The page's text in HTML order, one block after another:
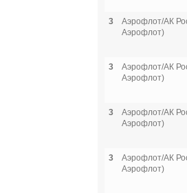
3
Аэрофлот/АК
Аэрофлот)
3
Аэрофлот/АК
Аэрофлот)
3
Аэрофлот/АК
Аэрофлот)
3
Аэрофлот/АК
Аэрофлот)